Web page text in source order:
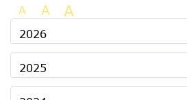
A A A
2026
2025